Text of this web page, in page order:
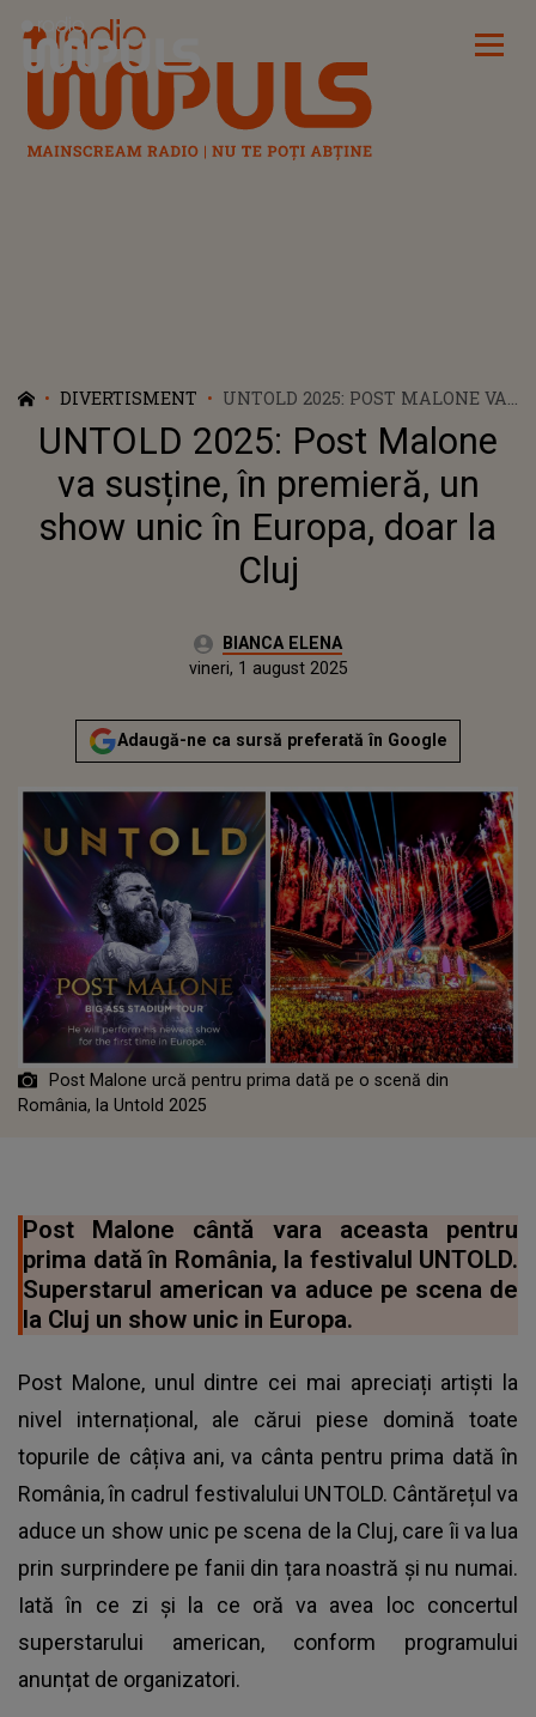
Radio Impuls
DIVERTISMENT
UNTOLD 2025: POST MALONE VA
SUSȚINE, ÎN PREMIERĂ, UN
SHOW UNIC ÎN EUROPA, DOAR LA
CLUJ
UNTOLD 2025: Post Malone
va susține, în premieră, un
show unic în Europa, doar la
Cluj
Autor:BIANCA ELENA
Actualizat:
vineri, 1 august 2025
Adaugă-ne ca sursă preferată în Google
Post Malone urcă pentru prima dată pe o scenă din
România, la Untold 2025
Post Malone cântă vara aceasta pentru
prima dată în România, la festivalul UNTOLD.
Superstarul american va aduce pe scena de
la Cluj un show unic in Europa.
Post Malone, unul dintre cei mai apreciați artiști la
nivel internațional, ale cărui piese domină toate
topurile de câțiva ani, va cânta pentru prima dată în
România, în cadrul festivalului UNTOLD. Cântărețul va
aduce un show unic pe scena de la Cluj, care îi va lua
prin surprindere pe fanii din țara noastră și nu numai.
Iată în ce zi și la ce oră va avea loc concertul
superstarului american, conform programului
anunțat de organizatori.